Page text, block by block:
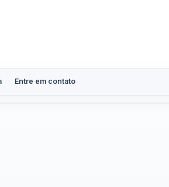
Entre em contato